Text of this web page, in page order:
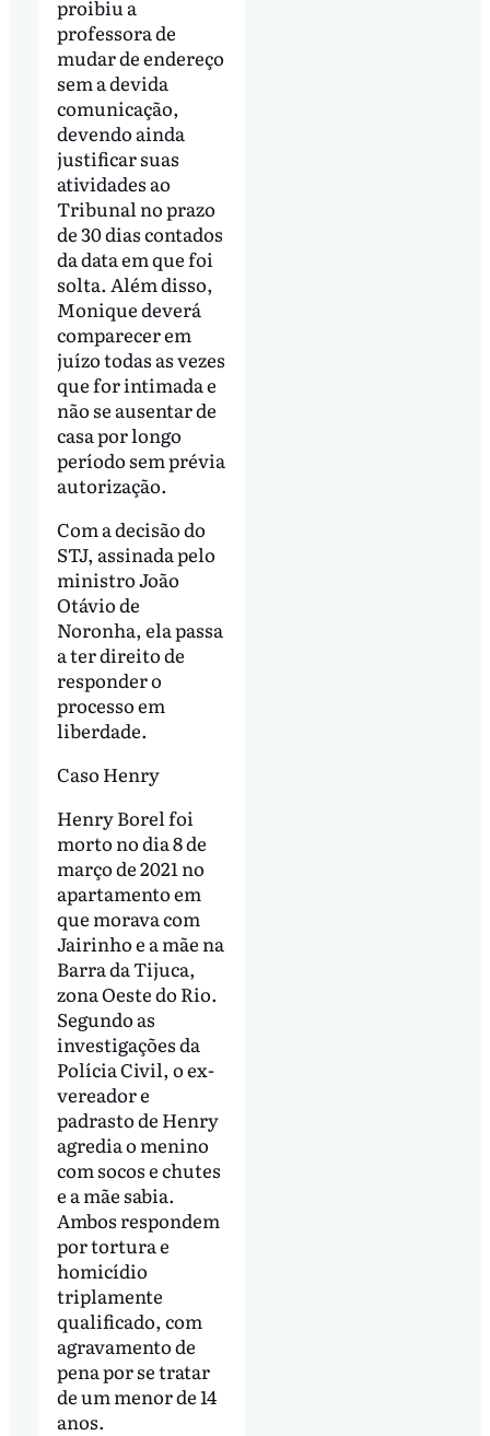
proibiu a
professora de
mudar de endereço
sem a devida
comunicação,
devendo ainda
justificar suas
atividades ao
Tribunal no prazo
de 30 dias contados
da data em que foi
solta. Além disso,
Monique deverá
comparecer em
juízo todas as vezes
que for intimada e
não se ausentar de
casa por longo
período sem prévia
autorização.
Com a decisão do
STJ, assinada pelo
ministro João
Otávio de
Noronha, ela passa
a ter direito de
responder o
processo em
liberdade.
Caso Henry
Henry Borel foi
morto no dia 8 de
março de 2021 no
apartamento em
que morava com
Jairinho e a mãe na
Barra da Tijuca,
zona Oeste do Rio.
Segundo as
investigações da
Polícia Civil, o ex-
vereador e
padrasto de Henry
agredia o menino
com socos e chutes
e a mãe sabia.
Ambos respondem
por tortura e
homicídio
triplamente
qualificado, com
agravamento de
pena por se tratar
de um menor de 14
anos.